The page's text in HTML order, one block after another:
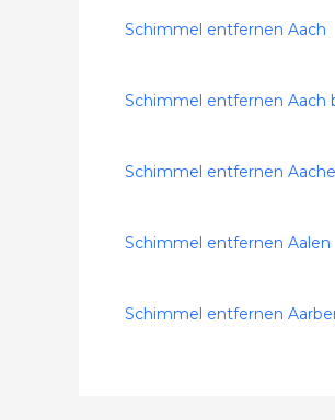
Schimmel entfernen Aach
Schimmel entfernen Aach
Schimmel entfernen
Schimmel entfernen Aalen
Schimmel entfernen